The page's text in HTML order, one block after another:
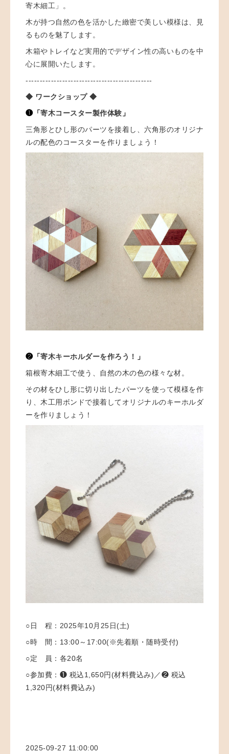
寄木細工」。
木が持つ自然の色を活かした緻密で美しい模様は、見
るものを魅了します。
木箱やトレイなど実用的でデザイン性の高いものを中
心に展開いたします。
---------------------------------------------
◆ ワークショップ ◆
❶「寄木コースター製作体験 」
三角形とひし形のパーツを接着し、六角形のオリジナ
ルの配色のコースターを作りましょう！
❷「寄木キーホルダーを作ろう！
」
箱根寄木細工で使う、自然の木の色の様々な材。
その材をひし形に切り出したパーツを使って模様を作
り、木工用ボンドで接着してオリジナルのキーホルダ
ーを作りましょう！
○日 程： 2025年10月25日(土)
○時 間： 13:00～17:00(※先着順・随時受付)
○定 員：各20名
○参加費：❶ 税込1,650円(材料費込み)／❷ 税込
1,320円(材料費込み)
2025-09-27 11:00:00